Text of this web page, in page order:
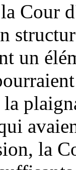
Cour
un
la